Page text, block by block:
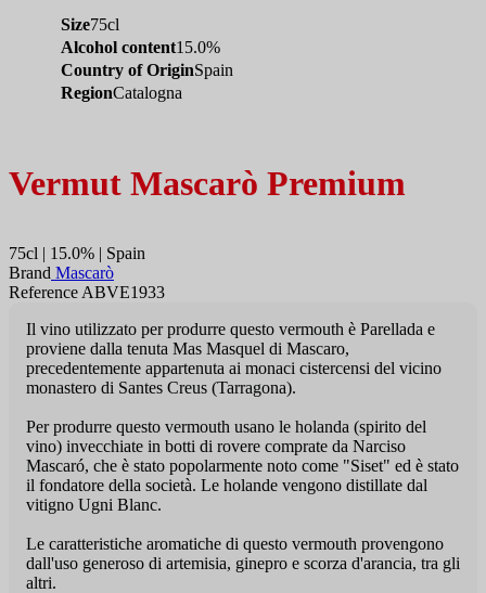
Size75cl
Alcohol content15.0%
Country of OriginSpain
RegionCatalogna
Vermut Mascarò Premium
75cl | 15.0% | Spain
Brand Mascarò
Reference ABVE1933
Il vino utilizzato per produrre questo vermouth è Parellada e
proviene dalla tenuta Mas Masquel di Mascaro,
precedentemente appartenuta ai monaci cistercensi del vicino
monastero di Santes Creus (Tarragona).
Per produrre questo vermouth usano le holanda (spirito del
vino) invecchiate in botti di rovere comprate da Narciso
Mascaró, che è stato popolarmente noto come "Siset" ed è stato
il fondatore della società. Le holande vengono distillate dal
vitigno Ugni Blanc.
Le caratteristiche aromatiche di questo vermouth provengono
dall'uso generoso di artemisia, ginepro e scorza d'arancia, tra gli
altri.